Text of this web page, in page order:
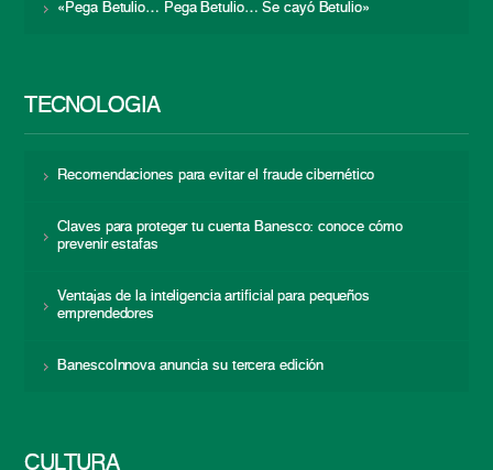
«Pega Betulio… Pega Betulio… Se cayó Betulio»
TECNOLOGÍA
Recomendaciones para evitar el fraude cibernético
Claves para proteger tu cuenta Banesco: conoce cómo
prevenir estafas
Ventajas de la inteligencia artificial para pequeños
emprendedores
BanescoInnova anuncia su tercera edición
CULTURA